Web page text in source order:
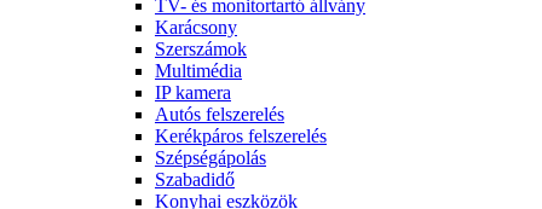
TV- és monitortartó állvány
Karácsony
Szerszámok
Multimédia
IP kamera
Autós felszerelés
Kerékpáros felszerelés
Szépségápolás
Szabadidő
Konyhai eszközök